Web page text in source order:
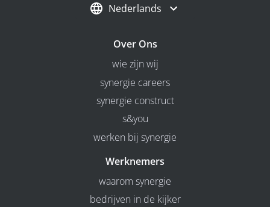
Nederlands
Over Ons
wie zijn wij
synergie careers
synergie construct
s&you
werken bij synergie
Werknemers
waarom synergie
bedrijven in de kijker